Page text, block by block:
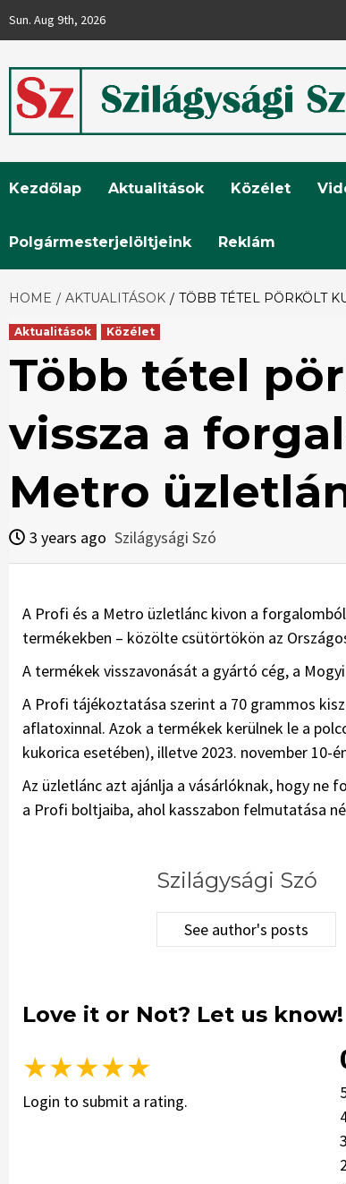
Sun. Aug 9th, 2026
Szó
Kezdőlap Aktualitások Közélet
Polgármesterjelöltjeink Reklám
HOME AKTUALITÁSOK TÖBB TÉTEL PÖRKÖLT
Aktualitások Közélet
Több tétel
vissza a
Metro
3 years ago Szilágysági Szó
A Profi és a Metro üzletlánc kivon a
termékekben – közölte csütörtökön az
A termékek visszavonását a gyártó cég, a
A Profi tájékoztatása szerint a 70 grammos
aflatoxinnal. Azok a termékek kerülnek le a
kukorica esetében), illetve 2023. november 10-
Az üzletlánc azt ajánlja a vásárlóknak, hogy ne
a Profi boltjaiba, ahol kasszabon felmutatása
Szilágysági Szó
See author's posts
Love it or Not? Let us know!
★★★★★
Login to submit a rating.
3
2